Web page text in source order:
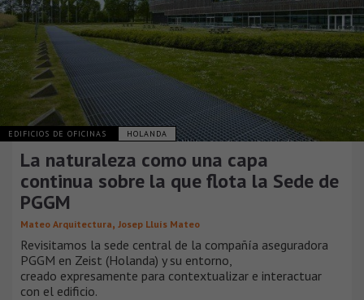
EDIFICIOS DE OFICINAS HOLANDA
La naturaleza como una capa
continua sobre la que flota la Sede de
PGGM
Mateo Arquitectura, Josep Lluís Mateo
Revisitamos la sede central de la compañía aseguradora
PGGM en Zeist (Holanda) y su entorno,
creado expresamente para contextualizar e interactuar
con el edificio.